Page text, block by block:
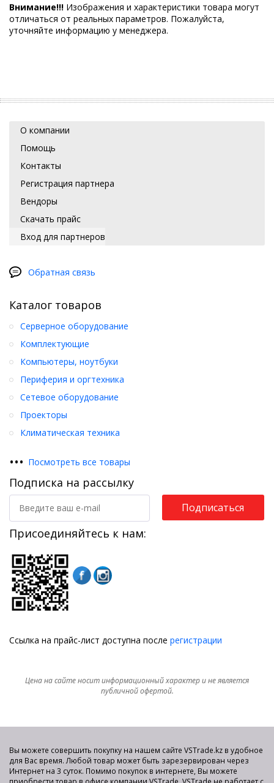
Внимание!!! Изображения и характеристики товара могут
отличаться от реальных параметров. Пожалуйста,
уточняйте информацию у менеджера.
О компании
Помощь
Контакты
Регистрация партнера
Вендоры
Скачать прайс
Вход для партнеров
Обратная связь
Каталог товаров
Серверное оборудование
Комплектующие
Компьютеры, ноутбуки
Периферия и оргтехника
Сетевое оборудование
Проекторы
Климатическая техника
••• Посмотреть все товары
Подписка на рассылку
Подписаться
Присоединяйтесь к нам:
Ссылка на прайс-лист доступна после регистрации
Цена на сайте носит информационный характер и не является
публичной офертой.
Вы можете совершить покупку на нашем сайте VSTrade.kz в удобное
для Вас время. Любой товар может быть зарезервирован через
Интернет на 3 суток. Помимо покупок в интернете, Вы можете